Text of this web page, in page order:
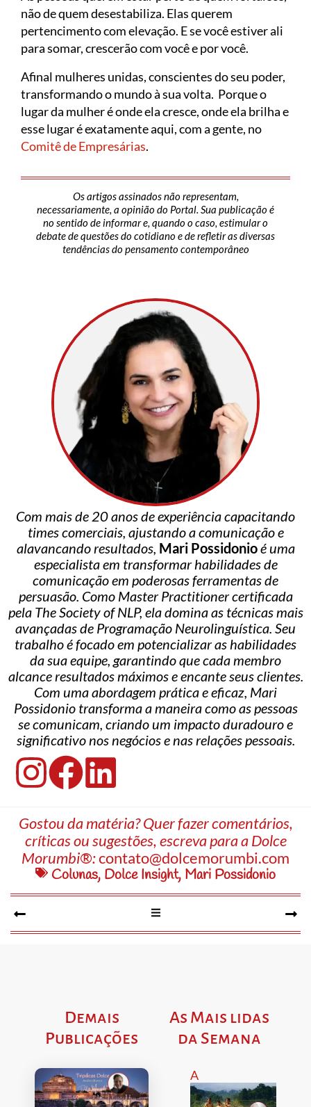
não de quem desestabiliza. Elas querem
pertencimento com elevação. E se você estiver ali
para somar, crescerão com você e por você.
Afinal mulheres unidas, conscientes do seu poder,
transformando o mundo à sua volta. Porque o
lugar da mulher é onde ela cresce, onde ela brilha e
esse lugar é exatamente aqui, com a gente, no
Comitê de Empresárias.
Os artigos assinados não representam,
necessariamente, a opinião do Portal. Sua publicação é
no sentido de informar e, quando o caso, estimular o
debate de questões do cotidiano e de refletir as diversas
tendências do pensamento contemporâneo
Com mais de 20 anos de experiência capacitando
times comerciais, ajustando a comunicação e
alavancando resultados, Mari Possidonioé uma
especialista em transformar habilidades de
comunicação em poderosas ferramentas de
persuasão. Como Master Practitioner certificada
pela The Society of NLP, ela domina as técnicas mais
avançadas de Programação Neurolinguística. Seu
trabalho é focado em potencializar as habilidades
da sua equipe, garantindo que cada membro
alcance resultados máximos e encante seus clientes.
Com uma abordagem prática e eficaz, Mari
Possidonio transforma a maneira como as pessoas
se comunicam, criando um impacto duradouro e
significativo nos negócios e nas relações pessoais.
Gostou da matéria? Quer fazer comentários,
críticas ou sugestões, escreva para a Dolce
Morumbi®:contato@dolcemorumbi.com
Colunas, Dolce Insight, Mari Possidonio
Demais
Publicações
As Mais lidas
da Semana
A